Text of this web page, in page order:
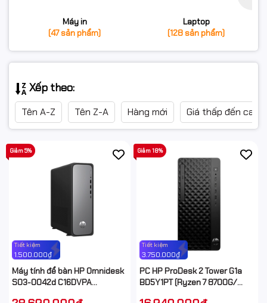
Máy in
(47 sản phẩm)
Laptop
(128 sản phẩm)
Xếp theo:
Tên A-Z Tên Z-A Hàng mới Giá thấp đến cao
Tiết kiệm
1.500.000₫
Giảm 5%
Máy tính để bàn HP Omnidesk
S03-0042d C16DVPA
Tiết kiệm
3.750.000₫
Giảm 18%
PC HP ProDesk 2 Tower G1a
BD5Y1PT (Ryzen 7 8700G/